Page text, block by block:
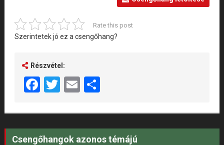
Rate this post
Szerintetek jó ez a csengőhang?
Részvétel:
Facebook
Twitter
EmailShare
Csengőhangok azonos témájú